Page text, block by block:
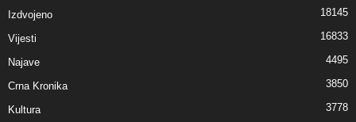
Izdvojeno 18145
Vijesti 16833
Najave 4495
Crna Kronika 3850
Kultura 3778